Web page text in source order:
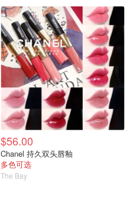
$56.00
Chanel 持久双头唇釉
多色可选
The Bay